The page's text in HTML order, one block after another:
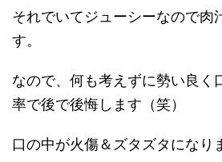
それでいてジューシーなので肉
す。
なので、何も考えずに勢い良く
率で後で後悔します（笑）
口の中が火傷＆ズタズタになり